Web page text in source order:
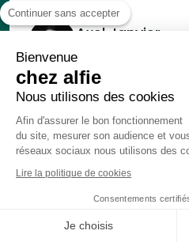
Axel Janvier
Apprenant
Première formation
recommande. J’ai
d’une formation
outil web analytic
Continuer sans accepter
Bienvenue
chez alfie
Nous utilisons des cookies
Afin d'assurer le bon fonctionnement
du site, mesurer son audience et
réseaux sociaux nous utilisons des
Lire la politique de cookies
Consentements
Je choisis